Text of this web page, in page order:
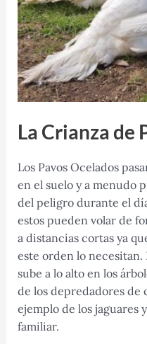
La Crianza de
Los Pavos Ocelados
en el suelo y a menudo
del peligro durante el
estos pueden volar de
a distancias cortas ya
este orden lo necesitan.
sube a lo alto en los
de los depredadores de
ejemplo de los jaguares
familiar.